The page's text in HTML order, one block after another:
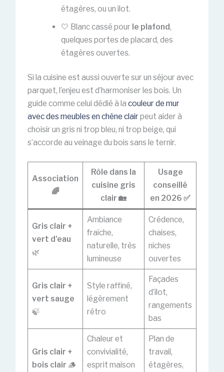
étagères, ou un îlot.
🤍 Blanc cassé pour le plafond,
quelques portes de placard, des
étagères ouvertes.
Si la cuisine est aussi ouverte sur un séjour avec
parquet, l’enjeu est d’harmoniser les bois. Un
guide comme celui dédié à la couleur de mur
avec des meubles en chêne clairpeut aider à
choisir un gris ni trop bleu, ni trop beige, qui
s’accorde au veinage du bois sans le ternir.
Association
🌈
Rôle dans la
cuisine gris
clair 🏡
Usage
conseillé
en 2026 ✅
Gris clair +
vert d’eau
🌿
Ambiance
fraîche,
naturelle, très
lumineuse
Crédence,
chaises,
niches
ouvertes
Gris clair +
vert sauge
🍃
Style raffiné,
légèrement
rétro
Façades
d’îlot,
rangements
bas
Gris clair +
bois clair 🪵
Chaleur et
convivialité,
esprit maison
Plan de
travail,
étagères,